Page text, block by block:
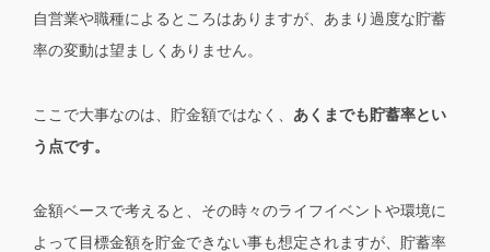
自営業や職種によるところはありますが、あまり過度な貯蓄
率の変動は望ましくありません。
ここで大事なのは、貯金額ではなく、 あくまでも貯蓄率とい
う点です。
金額ベースで考えると、その時々のライフイベントや環境に
よって目標金額を貯金できない事も想定されますが、貯蓄率